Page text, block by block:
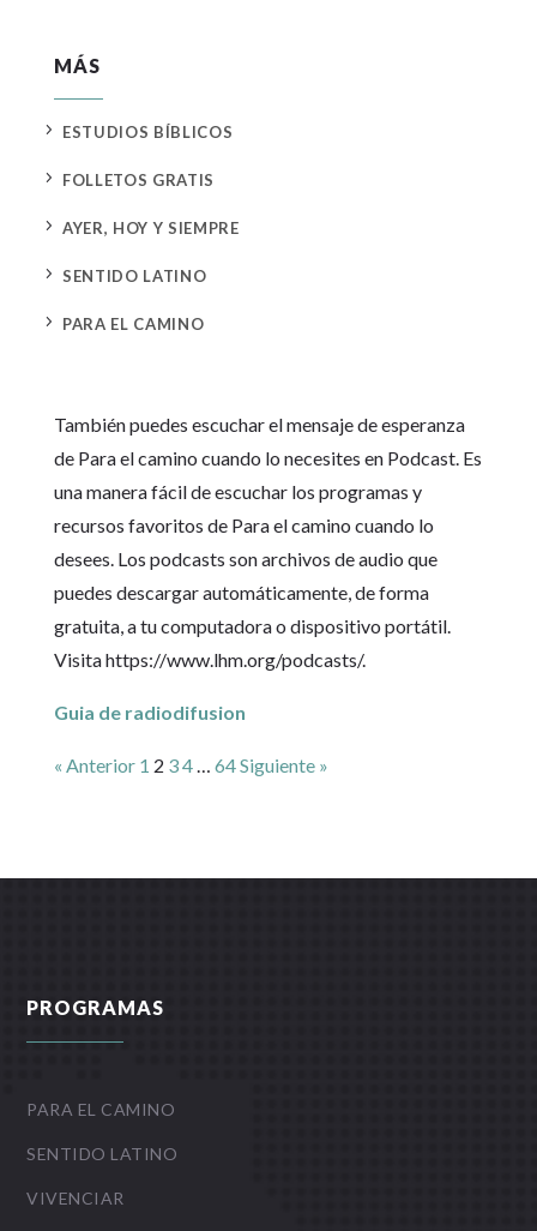
MÁS
5 ESTUDIOS BÍBLICOS
5 FOLLETOS GRATIS
5 AYER, HOY Y SIEMPRE
5 SENTIDO LATINO
5 PARA EL CAMINO
También puedes escuchar el mensaje de esperanza
de Para el camino cuando lo necesites en Podcast. Es
una manera fácil de escuchar los programas y
recursos favoritos de Para el camino cuando lo
desees. Los podcasts son archivos de audio que
puedes descargar automáticamente, de forma
gratuita, a tu computadora o dispositivo portátil.
Visita https://www.lhm.org/podcasts/.
Guia de radiodifusion
« Anterior 1 2 34… 64Siguiente »
PROGRAMAS
PARA EL CAMINO
SENTIDO LATINO
VIVENCIAR